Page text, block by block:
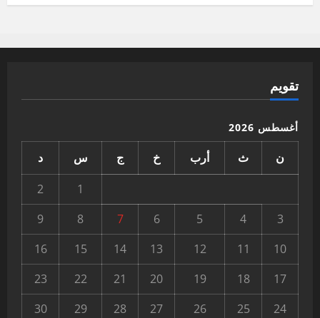
تقويم
أغسطس 2026
ن ث أرب خ ج س
د
1
2
3
4
5
6
7
8
9
10
11
12
13
14
15
16
17
18
19
20
21
22
23
24
25
26
27
28
29
30